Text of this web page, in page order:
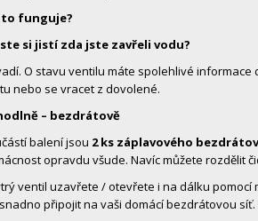
to funguje?
si jistí zda jste zavřeli vodu?
O stavu ventilu máte spolehlivé
nebo se vracet z dovolené.
– bezdrátově
balení jsou 2 ks záplavového
opravdu všude. Navíc můžete rozdělit
ventil uzavřete / otevřete i na dálku
připojit na vaši domácí bezdrátovou